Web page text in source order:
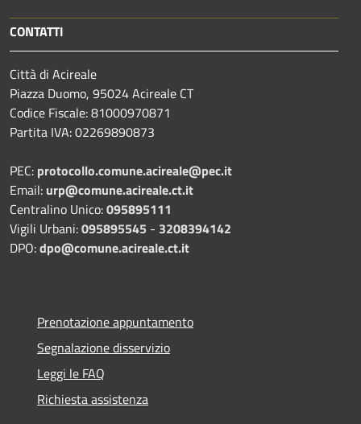
CONTATTI
Città di Acireale
Piazza Duomo, 95024 Acireale CT
Codice Fiscale: 81000970871
Partita IVA: 02269890873
PEC: protocollo.comune.acireale@pec.it
Email: urp@comune.acireale.ct.it
Centralino Unico:095895111
Vigili Urbani:095895545 - 3208394142
DPO:dpo@comune.acireale.ct.it
Prenotazione appuntamento
Segnalazione disservizio
Leggi le FAQ
Richiesta assistenza